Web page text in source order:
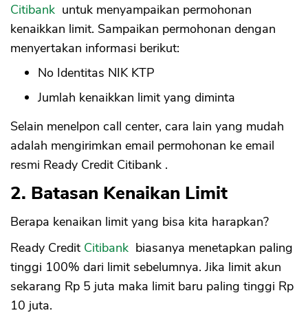
Citibank untuk menyampaikan permohonan
kenaikkan limit. Sampaikan permohonan dengan
menyertakan informasi berikut:
No Identitas NIK KTP
Jumlah kenaikkan limit yang diminta
Selain menelpon call center, cara lain yang mudah
adalah mengirimkan email permohonan ke email
resmi Ready Credit Citibank .
2. Batasan Kenaikan Limit
Berapa kenaikan limit yang bisa kita harapkan?
Ready Credit Citibank biasanya menetapkan paling
tinggi 100% dari limit sebelumnya. Jika limit akun
sekarang Rp 5 juta maka limit baru paling tinggi Rp
10 juta.